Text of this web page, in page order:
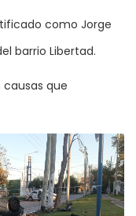
como Jorge
barrio Libertad.
que